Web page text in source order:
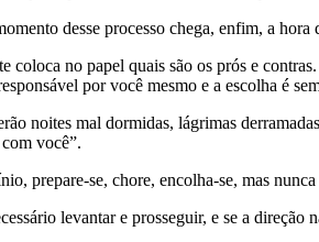
desse processo chega, enfim, a
coloca no papel quais são os prós e
por você mesmo e a escolha é
noites mal dormidas, lágrimas
você”.
prepare-se, chore, encolha-se, mas nunca
levantar e prosseguir, e se a direção